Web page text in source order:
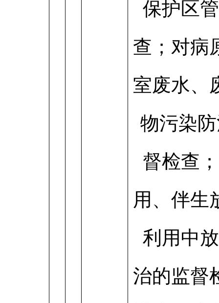
保护区
查；对病
室废水、
物污染
督检查
用、伴生
利用中
治的监督